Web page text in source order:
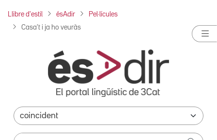
Llibre d'estil ésAdir Pel·lícules
Casa't i ja ho veuràs